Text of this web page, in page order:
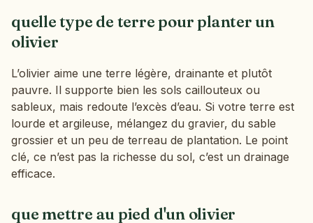
quelle type de terre pour planter un
olivier
L’olivier aime une terre légère, drainante et plutôt
pauvre. Il supporte bien les sols caillouteux ou
sableux, mais redoute l’excès d’eau. Si votre terre est
lourde et argileuse, mélangez du gravier, du sable
grossier et un peu de terreau de plantation. Le point
clé, ce n’est pas la richesse du sol, c’est un drainage
efficace.
que mettre au pied d'un olivier